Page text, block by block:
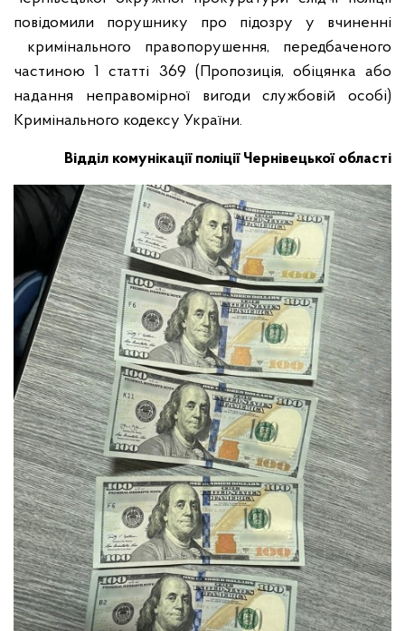
повідомили порушнику про підозру у вчиненні
кримінального правопорушення, передбаченого
частиною 1 статті 369 (Пропозиція, обіцянка або
надання неправомірної вигоди службовій особі)
Кримінального кодексу України.
Відділ комунікації поліції Чернівецької області